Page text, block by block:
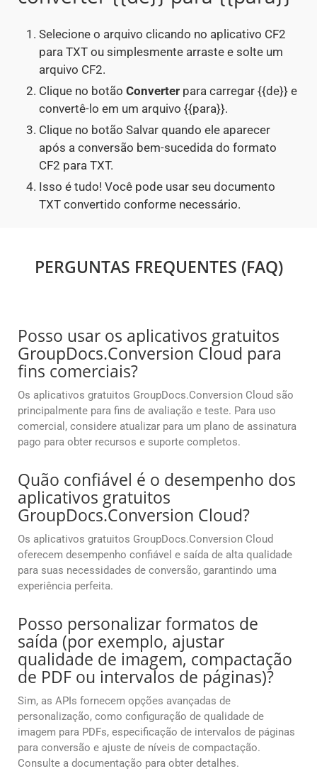
Selecione o arquivo clicando no aplicativo CF2
para TXT ou simplesmente arraste e solte um
arquivo CF2.
Clique no botão Converter para carregar {{de}} e
convertê-lo em um arquivo {{para}}.
Clique no botão Salvar quando ele aparecer
após a conversão bem-sucedida do formato
CF2 para TXT.
Isso é tudo! Você pode usar seu documento
TXT convertido conforme necessário.
PERGUNTAS FREQUENTES (FAQ)
Posso usar os aplicativos gratuitos
GroupDocs.Conversion Cloud para
fins comerciais?
Os aplicativos gratuitos GroupDocs.Conversion Cloud são
principalmente para fins de avaliação e teste. Para uso
comercial, considere atualizar para um plano de assinatura
pago para obter recursos e suporte completos.
Quão confiável é o desempenho dos
aplicativos gratuitos
GroupDocs.Conversion Cloud?
Os aplicativos gratuitos GroupDocs.Conversion Cloud
oferecem desempenho confiável e saída de alta qualidade
para suas necessidades de conversão, garantindo uma
experiência perfeita.
Posso personalizar formatos de
saída (por exemplo, ajustar
qualidade de imagem, compactação
de PDF ou intervalos de páginas)?
Sim, as APIs fornecem opções avançadas de
personalização, como configuração de qualidade de
imagem para PDFs, especificação de intervalos de páginas
para conversão e ajuste de níveis de compactação.
Consulte a documentação para obter detalhes.